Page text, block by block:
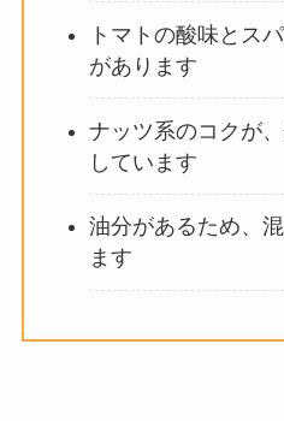
トマトの酸味とス
があります
ナッツ系のコクが
しています
油分があるため、
ます